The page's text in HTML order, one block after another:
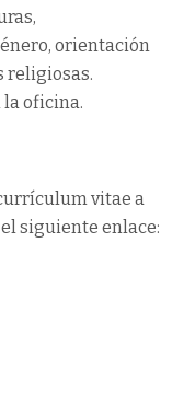
orientación
religiosas.
oficina.
vitae a
siguiente enlace: